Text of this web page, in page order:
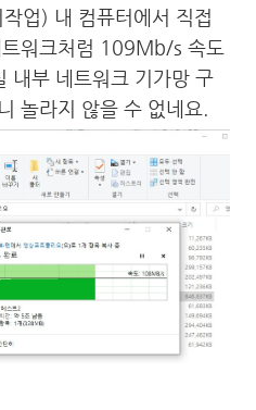
업) 내 컴퓨터에서 직접
워크처럼 109Mb/s 속도
내부 네트워크 기가망 구
놀라지 않을 수 없네요.